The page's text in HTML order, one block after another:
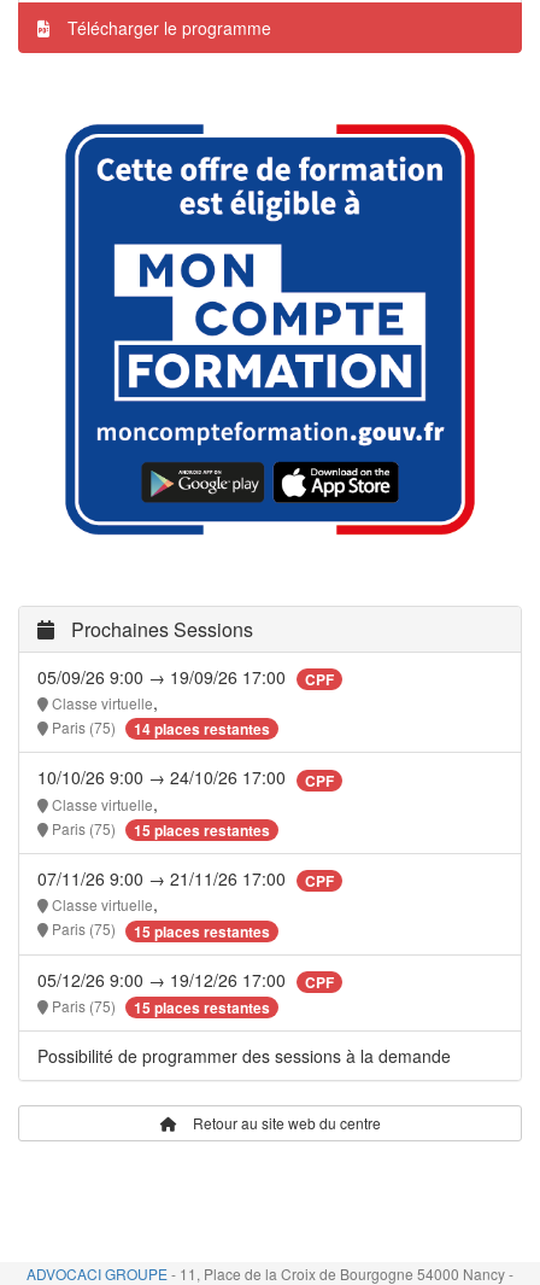
Télécharger le programme
Prochaines Sessions
05/09/26 9:00 → 19/09/26 17:00 CPF
Classe virtuelle,
Paris (75) 14 places restantes
10/10/26 9:00 → 24/10/26 17:00 CPF
Classe virtuelle,
Paris (75) 15 places restantes
07/11/26 9:00 → 21/11/26 17:00 CPF
Classe virtuelle,
Paris (75) 15 places restantes
05/12/26 9:00 → 19/12/26 17:00 CPF
Paris (75) 15 places restantes
Possibilité de programmer des sessions à la demande
Retour au site web du centre
ADVOCACI GROUPE- 11, Place de la Croix de Bourgogne 54000 Nancy -